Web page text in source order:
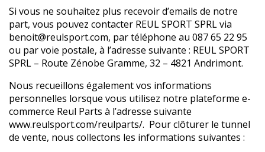
Si vous ne souhaitez plus recevoir d’emails de notre
part, vous pouvez contacter REUL SPORT SPRL via
benoit@reulsport.com, par téléphone au 087 65 22 95
ou par voie postale, à l’adresse suivante : REUL SPORT
SPRL – Route Zénobe Gramme, 32 – 4821 Andrimont.
Nous recueillons également vos informations
personnelles lorsque vous utilisez notre plateforme e-
commerce Reul Parts à l’adresse suivante
www.reulsport.com/reulparts/. Pour clôturer le tunnel
de vente, nous collectons les informations suivantes :